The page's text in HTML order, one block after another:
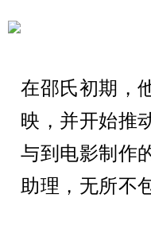
在邵氏初期，
映，并开始推
与到电影制作
助理，无所不